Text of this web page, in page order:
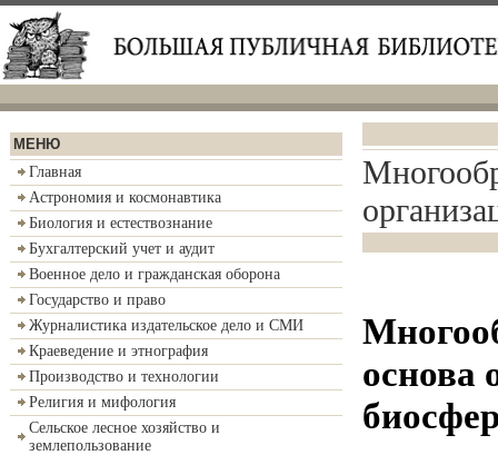
МЕНЮ
Главная
Астрономия и космонавтика
Биология и естествознание
Бухгалтерский учет и аудит
Военное дело и гражданская оборона
Государство и право
Журналистика издательское дело и СМИ
Краеведение и этнография
Производство и технологии
Религия и мифология
Сельское лесное хозяйство и
землепользование
основа